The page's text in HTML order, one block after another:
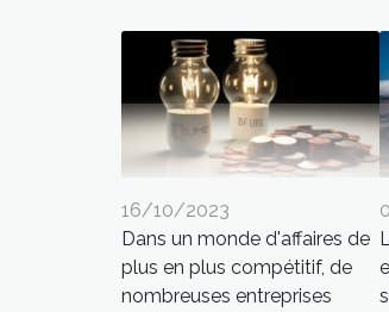
16/10/2023
Dans un monde d'affaires de
plus en plus compétitif, de
nombreuses entreprises